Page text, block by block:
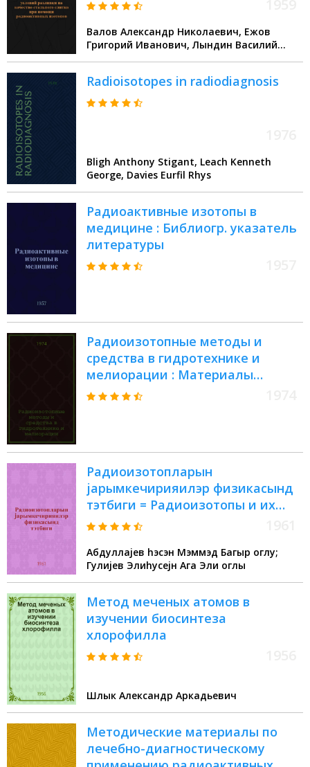
помощи радиоактивных
изотопов
Валов Александр Николаевич, Ежов
Григорий Иванович, Лындин Василий
Radioisotopes in radiodiagnosis
Bligh Anthony Stigant, Leach Kenneth
George, Davies Eurfil Rhys
Радиоактивные изотопы в
медицине : Библиогр. указатель
литературы
Радиоизотопные методы и
средства в гидротехнике и
мелиорации : Материалы
всесоюз. семинара, 24-29 июня
Радиоизотопларын
jарымкечирияилэр физикасынд
тэтбиги = Радиоизотопы и их
применение в физике
Абдуллаjев hэсэн Мэммэд Багыр оглу;
Гулиjев Элиhусеjн Ага Эли оглы
Метод меченых атомов в
изучении биосинтеза
хлорофилла
Шлык Александр Аркадьевич
Методические материалы по
лечебно-диагностическому